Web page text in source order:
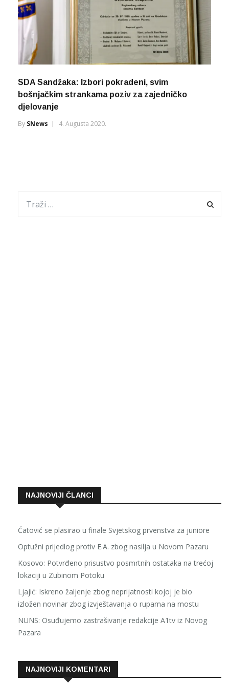
SDA Sandžaka: Izbori pokradeni, svim
bošnjačkim strankama poziv za zajedničko
djelovanje
By SNews 4. Augusta 2020.
NAJNOVIJI ČLANCI
Ćatović se plasirao u finale Svjetskog prvenstva za juniore
Optužni prijedlog protiv E.A. zbog nasilja u Novom Pazaru
Kosovo: Potvrđeno prisustvo posmrtnih ostataka na trećoj
lokaciji u Zubinom Potoku
Ljajić: Iskreno žaljenje zbog neprijatnosti kojoj je bio
izložen novinar zbog izvještavanja o rupama na mostu
NUNS: Osuđujemo zastrašivanje redakcije A1tv iz Novog
Pazara
NAJNOVIJI KOMENTARI